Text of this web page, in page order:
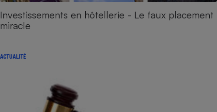
Investissements en hôtellerie - Le faux placement
miracle
ACTUALITÉ